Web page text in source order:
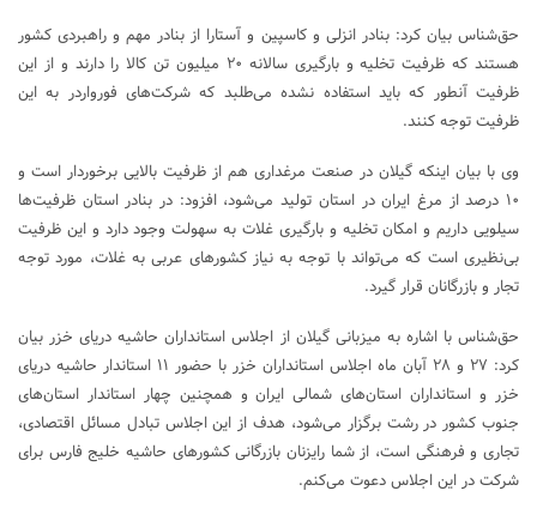
حق‌شناس بیان کرد: بنادر انزلی و کاسپین و آستارا از بنادر مهم و راهبردی کشور
هستند که ظرفیت تخلیه و بارگیری سالانه ۲۰ میلیون تن کالا را دارند و از این
ظرفیت آنطور که باید استفاده نشده می‌طلبد که شرکت‌های فورواردر به این
ظرفیت توجه کنند.
وی با بیان اینکه گیلان در صنعت مرغداری هم از ظرفیت بالایی برخوردار است و
۱۰ درصد از مرغ ایران در استان تولید می‌شود، افزود: در بنادر استان ظرفیت‌ها
سیلویی داریم و امکان تخلیه و بارگیری غلات به سهولت وجود دارد و این ظرفیت
بی‌نظیری است که می‌تواند با توجه به نیاز کشورهای عربی به غلات، مورد توجه
تجار و بازرگانان قرار گیرد.
حق‌شناس با اشاره به میزبانی گیلان از اجلاس استانداران حاشیه دریای خزر بیان
کرد: ۲۷ و ۲۸ آبان ماه اجلاس استانداران خزر با حضور ۱۱ استاندار حاشیه دریای
خزر و استانداران استان‌های شمالی ایران و همچنین چهار استاندار استان‌های
جنوب کشور در رشت برگزار می‌شود، هدف از این اجلاس تبادل مسائل اقتصادی،
تجاری و فرهنگی است، از شما رایزنان بازرگانی کشورهای حاشیه خلیج فارس برای
شرکت در این اجلاس دعوت می‌کنم.